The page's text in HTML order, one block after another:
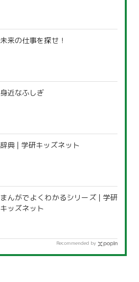
未来の仕事を探せ！
身近なふしぎ
辞典 | 学研キッズネット
まんがでよくわかるシリーズ | 学研
キッズネット
Recommended by